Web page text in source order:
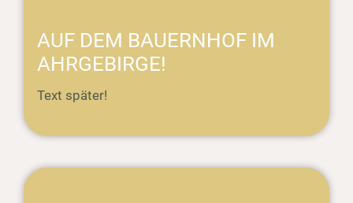
AUF DEM BAUERNHOF IM
AHRGEBIRGE!
Text später!